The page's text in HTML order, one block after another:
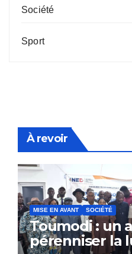
Société
Sport
À revoir
MISE EN AVANT SOCIÉTÉ
Toumodi : un
pérenniser la